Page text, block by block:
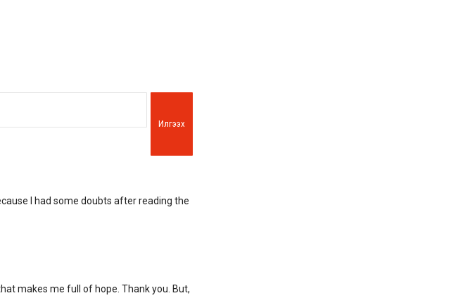
Илгээх
I had some doubts after reading the
makes me full of hope. Thank you. But,